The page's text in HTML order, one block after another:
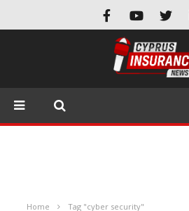
Home Tag "cyber security"